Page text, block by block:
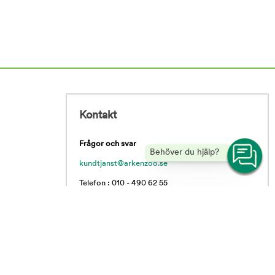
Behöver du hjälp?
Kontakt
Frågor och svar
kundtjanst@arkenzoo.se
Telefon : 010 - 490 62 55